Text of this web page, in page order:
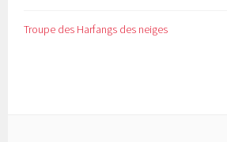
Troupe des Harfangs des neiges